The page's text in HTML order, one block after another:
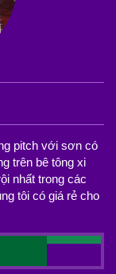
pitch với sơn có
trên bê tông xi
nhất trong các
tôi có giá rẻ cho